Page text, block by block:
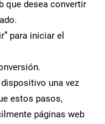
que desea convertir
para iniciar el
una vez
estos pasos,
páginas web